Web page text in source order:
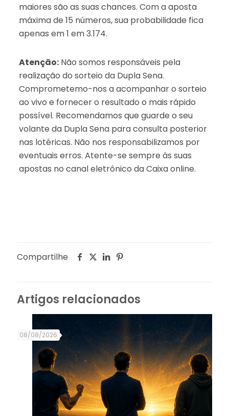
maiores são as suas chances. Com a aposta
máxima de 15 números, sua probabilidade fica
apenas em 1 em 3.174.
Atenção:Não somos responsáveis pela
realização do sorteio da Dupla Sena.
Comprometemo-nos a acompanhar o sorteio
ao vivo e fornecer o resultado o mais rápido
possível. Recomendamos que guarde o seu
volante da Dupla Sena para consulta posterior
nas lotéricas. Não nos responsabilizamos por
eventuais erros. Atente-se sempre às suas
apostas no canal eletrônico da Caixa online.
Compartilhe
Artigos relacionados
08/08/2026